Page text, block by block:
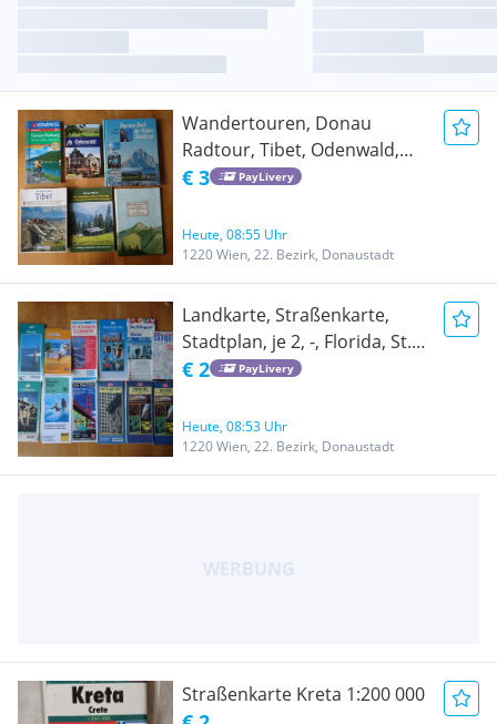
Wandertouren, Donau
Radtour, Tibet, Odenwald,
Wiener Hausberg, Chiemgau,
Bürgeralpe, je 3, - ,
€ 3 PayLivery
Heute, 08:55 Uhr
1220 Wien, 22. Bezirk, Donaustadt
Landkarte, Straßenkarte,
Stadtplan, je 2, -, Florida, St.
Petersburg, New York,
Francisco, Salt Lake City,
Phoenix, Tucson
€ 2 PayLivery
Heute, 08:53 Uhr
1220 Wien, 22. Bezirk, Donaustadt
Straßenkarte Kreta 1:200 000